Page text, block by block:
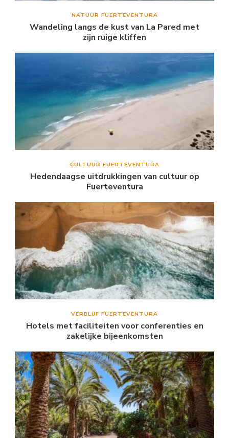
NATUUR FUERTEVENTURA
Wandeling langs de kust van La Pared met
zijn ruige kliffen
CULTUUR FUERTEVENTURA
Hedendaagse uitdrukkingen van cultuur op
Fuerteventura
VERBLIJF FUERTEVENTURA
Hotels met faciliteiten voor conferenties en
zakelijke bijeenkomsten